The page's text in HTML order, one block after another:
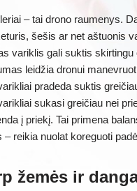
– tai drono raumenys.
šešis ar net aštuonis
variklis gali suktis skirtingu
leidžia dronui
pradeda suktis
sukasi greičiau nei
į priekį. Tai primena
– reikia nuolat koreguoti
žemės ir